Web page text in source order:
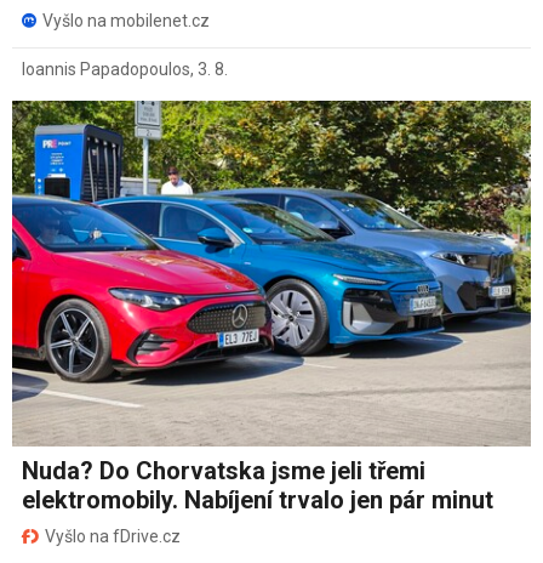
Vyšlo na mobilenet.cz
Ioannis Papadopoulos, 3. 8.
Nuda? Do Chorvatska jsme jeli třemi
elektromobily. Nabíjení trvalo jen pár minut
Vyšlo na fDrive.cz